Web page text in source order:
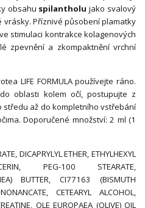
obsahu spilantholu jako svalový
Příznivé působení plamatky
stimulaci kontrakce kolagenových
zpevnění a zkompaktnění vrchní
LIFE FORMULA používejte ráno.
oblasti kolem očí, postupujte z
středu až do kompletního vstřebání
Doporučené množství: 2 ml (1
DICAPRYLYL ETHER, ETHYLHEXYL
PEG-100 STEARATE,
BUTTER, CI77163 (BISMUTH
CETEARYL ALCOHOL,
OLE EUROPAEA (OLIVE) OIL